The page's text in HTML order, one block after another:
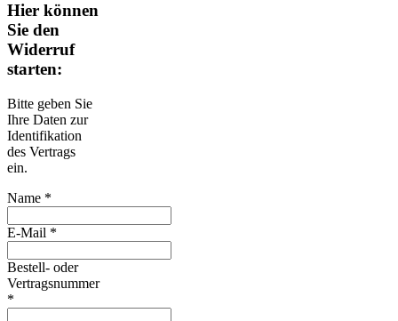
Hier können
Sie den
Widerruf
starten:
Bitte geben Sie
Ihre Daten zur
Identifikation
des Vertrags
ein.
Name *
E-Mail *
Bestell- oder
Vertragsnummer
*